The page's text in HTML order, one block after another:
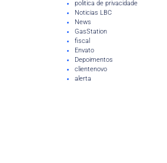
politica de privacidade
Noticias LBC
News
GasStation
fiscal
Envato
Depoimentos
clientenovo
alerta